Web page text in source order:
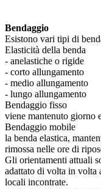
Bendaggio
Esistono vari tipi di
Elasticità della benda
- anelastiche o rigide
- corto allungamento
- medio allungamento
- lungo allungamento
Bendaggio fisso
viene mantenuto giorno
Bendaggio mobile
la benda elastica,
rimossa nelle ore di
Gli orientamenti attuali
adattato di volta in volta
locali incontrate.